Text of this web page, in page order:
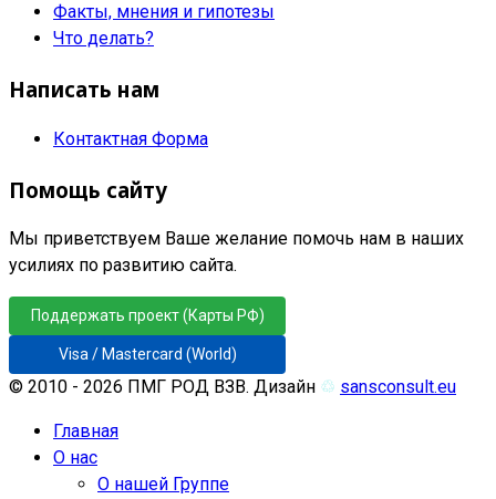
Факты, мнения и гипотезы
Что делать?
Написать нам
Контактная Форма
Помощь сайту
Мы приветствуем Ваше желание помочь нам в наших
усилиях по развитию сайта.
Поддержать проект (Карты РФ)
Visa / Mastercard (World)
© 2010 - 2026 ПМГ РОД ВЗВ. Дизайн ♲ sansconsult.eu
Главная
О нас
О нашей Группе